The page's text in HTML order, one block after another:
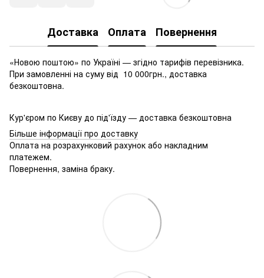
Доставка Оплата Повернення
«Новою поштою» по Україні — згідно тарифів перевізника.
При замовленні на суму від 10 000грн., доставка
безкоштовна.
Кур'єром по Києву до під'їзду — доставка безкоштовна
Більше інформації про доставку
Оплата на розрахунковий рахунок або накладним
платежем.
Повернення, заміна браку.